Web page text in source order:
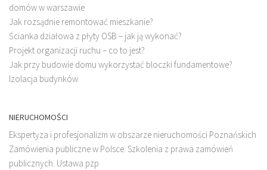
domów w warszawie
Jak rozsądnie remontować mieszkanie?
Ścianka działowa z płyty OSB – jak ją wykonać?
Projekt organizacji ruchu – co to jest?
Jak przy budowie domu wykorzystać bloczki fundamentowe?
Izolacja budynków
NIERUCHOMOŚCI
Ekspertyza i profesjonalizm w obszarze nieruchomości Poznańskich
Zamówienia publiczne w Polsce. Szkolenia z prawa zamówień
publicznych. Ustawa pzp